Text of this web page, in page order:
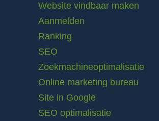
Website vindbaar maken
Aanmelden
Ranking
SEO
Zoekmachineoptimalisatie
Online marketing bureau
Site in Google
SEO optimalisatie